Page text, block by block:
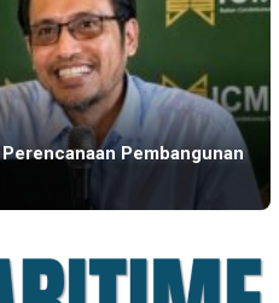
Pembangunan